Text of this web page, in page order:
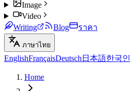
Image
Video
Writing
Blog ราคา
ภาษาไทย
EnglishFrançaisDeutsch 日本語한국인
Home